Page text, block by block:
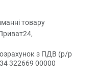
товару
з ПДВ (р/р
322669 00000